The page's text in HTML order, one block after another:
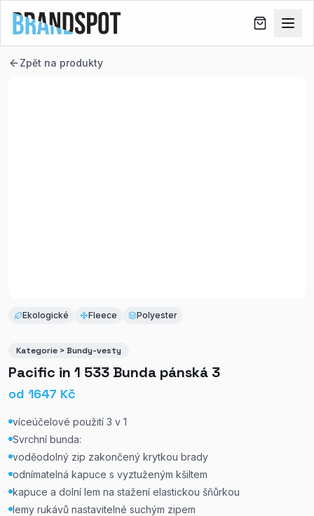
Zpět na produkty
Ekologické Fleece Polyester
Kategorie > Bundy-vesty
Pacific in 1 533 Bunda pánská 3
od 1647 Kč
víceúčelové použití 3 v 1
Svrchní bunda:
voděodolný zip zakončený krytkou brady
odnímatelná kapuce s vyztuženým kšiltem
kapuce a dolní lem na stažení elastickou šňůrkou
lemy rukávů nastavitelné suchým zipem